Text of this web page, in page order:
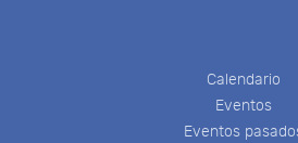
Calendario
Eventos
Eventos